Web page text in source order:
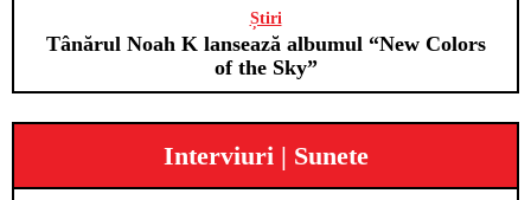
Tânărul Noah K lansează albumul “New Colors
of the Sky”
Știri
Interviuri | Sunete